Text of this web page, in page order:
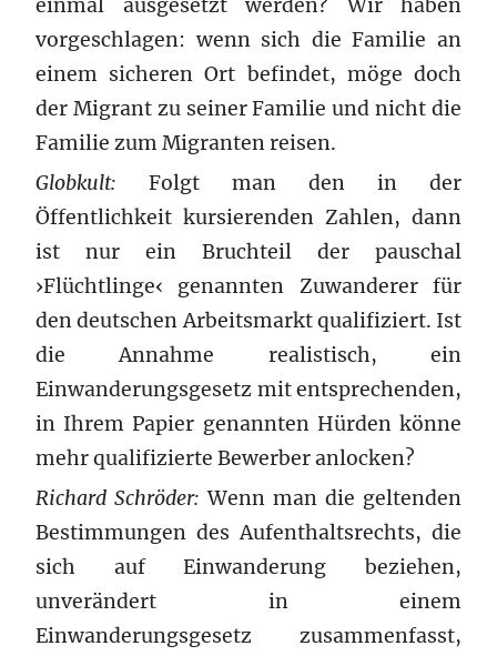
einmal ausgesetzt werden? Wir haben
vorgeschlagen: wenn sich die Familie an
einem sicheren Ort befindet, möge doch
der Migrant zu seiner Familie und nicht die
Familie zum Migranten reisen.
Globkult: Folgt man den in der
Öffentlichkeit kursierenden Zahlen, dann
ist nur ein Bruchteil der pauschal
›Flüchtlinge‹ genannten Zuwanderer für
den deutschen Arbeitsmarkt qualifiziert. Ist
die Annahme realistisch, ein
Einwanderungsgesetz mit entsprechenden,
in Ihrem Papier genannten Hürden könne
mehr qualifizierte Bewerber anlocken?
Richard Schröder: Wenn man die geltenden
Bestimmungen des Aufenthaltsrechts, die
sich auf Einwanderung beziehen,
unverändert in einem
Einwanderungsgesetz zusammenfasst,